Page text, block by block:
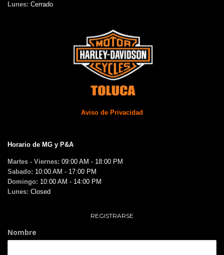
Lunes: Cerrado
Aviso de Privacidad
Horario de MG y P&A
Martes - Viernes: 09:00 AM - 18:00 PM
Sabado: 10:00 AM - 17:00 PM
Domingo: 10:00 AM - 14:00 PM
Lunes: Closed
REGISTRARSE
Nombre